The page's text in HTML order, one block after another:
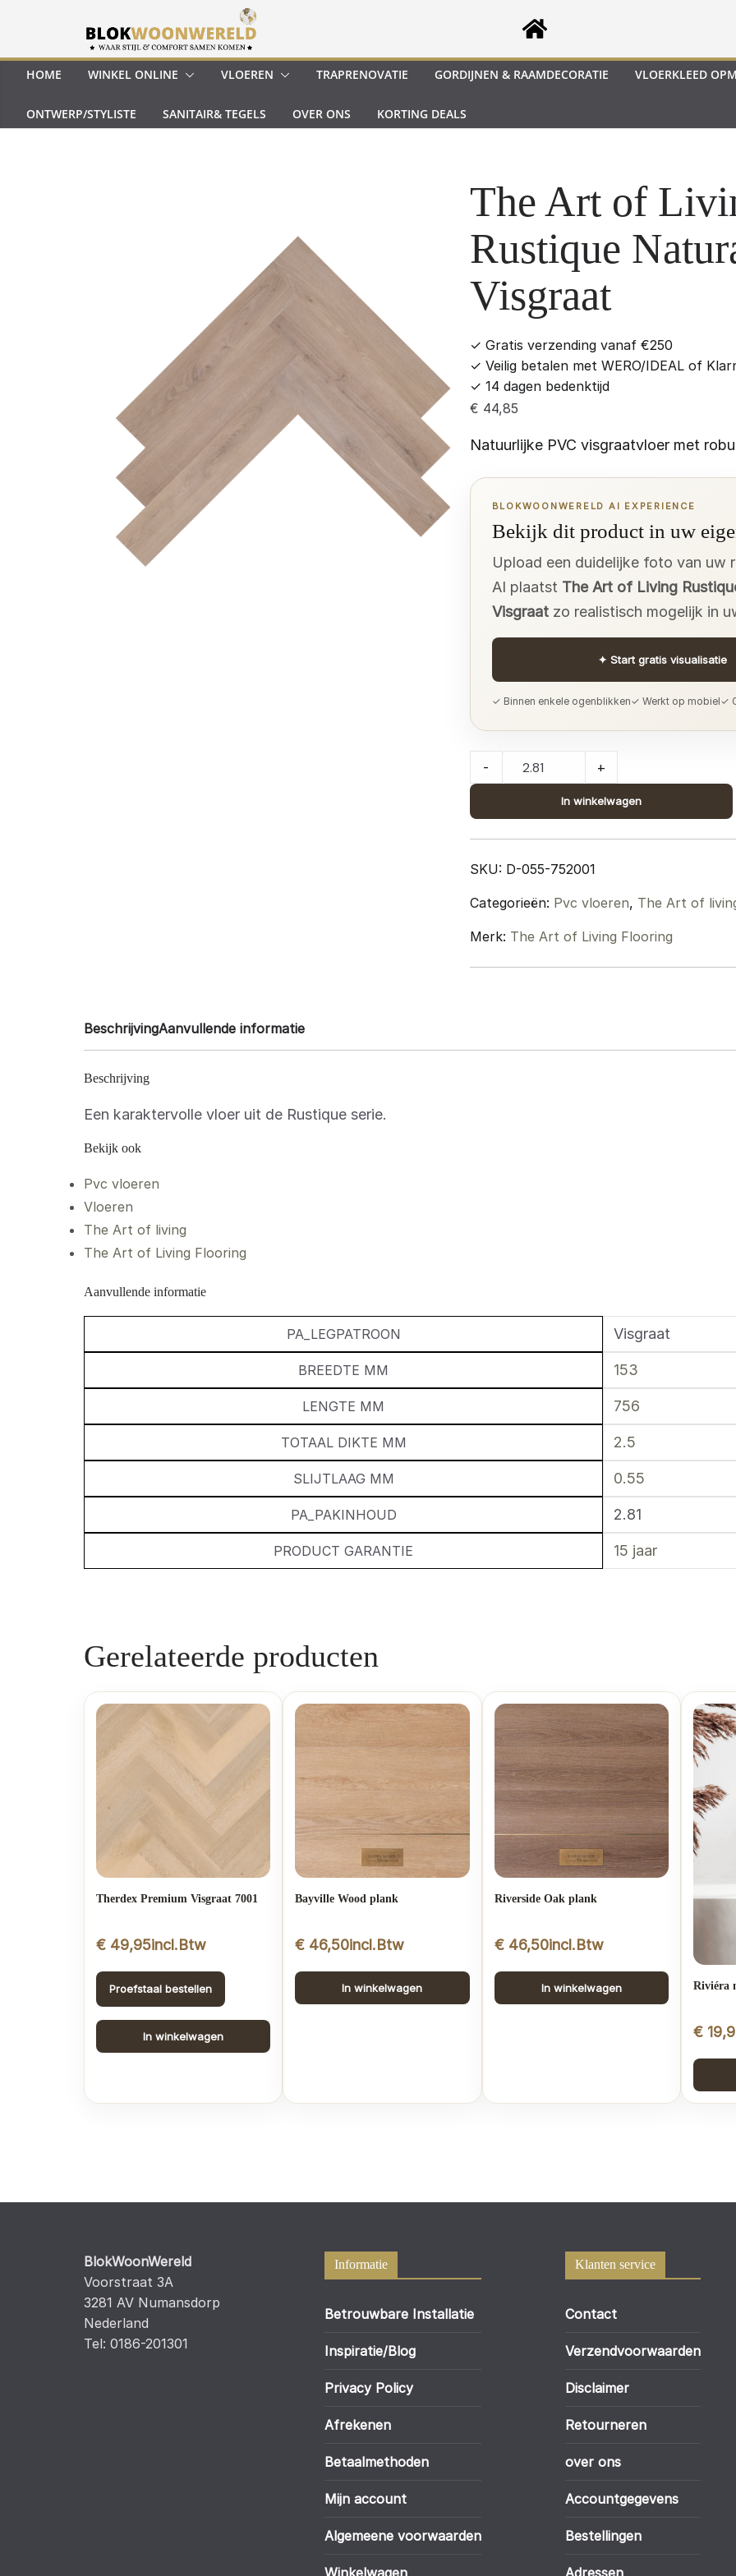
inhoudHOME WINKEL ONLINE VLOEREN TRAPRENOVATIE GORDIJNEN & RAAMDECORATIE VLOERKLEED
ONTWERP/STYLISTE SANITAIR& TEGELS OVER ONS KORTING DEALS
The Art of
Rustique
Visgraat
✓ Gratis verzending vanaf €250
✓ Veilig betalen met WERO/IDEAL of
✓ 14 dagen bedenktijd
€ 44,85
Natuurlijke PVC visgraatvloer met
BLOKWOONWERELD AI EXPERIENCE
Bekijk dit product in uw
Upload een duidelijke foto van uw
AI plaatst The Art of Living
Visgraatzo realistisch mogelijk in
✦ Start gratis visualisatie
✓ Binnen enkele ogenblikken✓ Werkt op mobiel✓
Art
Living
Rustique
Natural
quantity
- +
In winkelwagen
SKU: D-055-752001
Categorieën: Pvc vloeren, The Art of
Merk: The Art of Living Flooring
BeschrijvingAanvullende informatie
Beschrijving
Een karaktervolle vloer uit de Rustique serie.
Bekijk ook
Pvc vloeren
Vloeren
The Art of living
The Art of Living Flooring
Aanvullende informatie
PA_LEGPATROON Visgraat
BREEDTE MM 153
LENGTE MM 756
TOTAAL DIKTE MM 2.5
SLIJTLAAG MM 0.55
PA_PAKINHOUD 2.81
PRODUCT GARANTIE 15 jaar
Gerelateerde producten
Therdex Premium Visgraat 7001
€ 49,95incl.Btw
Proefstaal bestellen
In winkelwagen
Bayville Wood plank
€ 46,50incl.Btw
In winkelwagen
Riverside Oak plank
€46,50incl.Btw
In winkelwagen Riviéra
€
BlokWoonWereld
Voorstraat 3A
3281 AV Numansdorp
Nederland
Tel: 0186-201301
Informatie
Betrouwbare Installatie
Inspiratie/Blog
Privacy Policy
Afrekenen
Betaalmethoden
Mijn account
Algemeene voorwaarden
Klanten service
Contact
Verzendvoorwaarden
Disclaimer
Retourneren
over ons
Accountgegevens
Bestellingen